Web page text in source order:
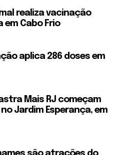
realiza vacinação
Cabo Frio
aplica 286 doses em
Mais RJ começam
Jardim Esperança, em